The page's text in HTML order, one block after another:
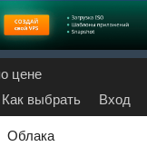
цене
Как выбрать Вход
Облака